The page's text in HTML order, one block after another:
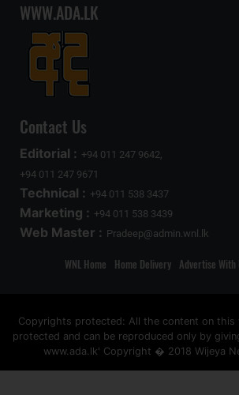
WWW.ADA.LK
Contact Us
Editorial : +94 011 247 9642,
+94 011 247 9671
Technical : +94 011 538 3437
Marketing : +94 011 538 3439
Web Master : Pradeep@admin.wnl.lk
WNL Home Home Delivery Advertise With
Copyrights protected: All the content on this
protected and can be reproduced only by
www.ada.lk' Copyright � 2018 Wijeya